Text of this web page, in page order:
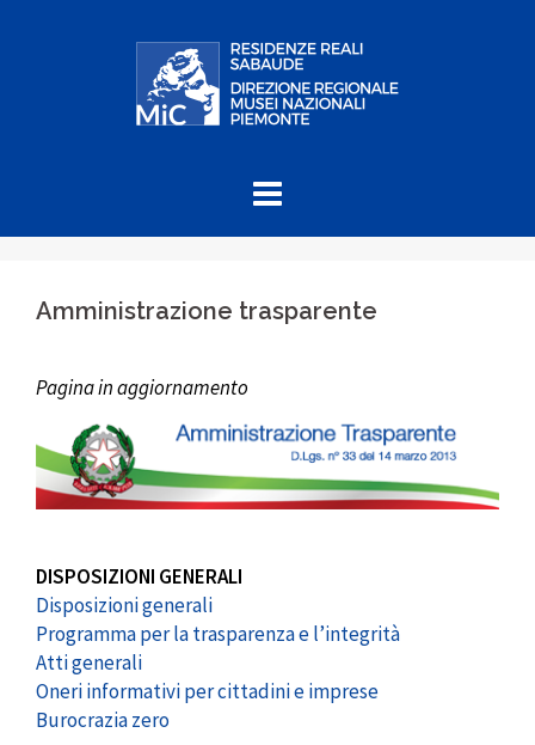
Amministrazione trasparente
Pagina in aggiornamento
DISPOSIZIONI GENERALI
Disposizioni generali
Programma per la trasparenza e l’integrità
Atti generali
Oneri informativi per cittadini e imprese
Burocrazia zero